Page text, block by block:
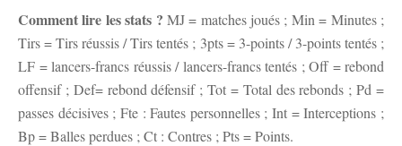
Comment lire les stats ? MJ = matches joués ; Min = Minutes ;
Tirs = Tirs réussis / Tirs tentés ; 3pts = 3-points / 3-points tentés ;
LF = lancers-francs réussis / lancers-francs tentés ; Off = rebond
offensif ; Def= rebond défensif ; Tot = Total des rebonds ; Pd =
passes décisives ; Fte : Fautes personnelles ; Int = Interceptions ;
Bp = Balles perdues ; Ct : Contres ; Pts = Points.